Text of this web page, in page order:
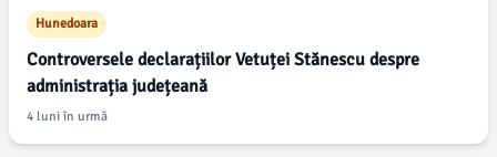
Hunedoara
Controversele declarațiilor Vetuței Stănescu despre
administrația județeană
4 luni în urmă